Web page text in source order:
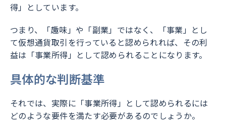
得」としています。
つまり、「趣味」や「副業」ではなく、「事業」とし
て仮想通貨取引を行っていると認められれば、その利
益は「事業所得」として認められることになります。
具体的な判断基準
それでは、実際に「事業所得」として認められるには
どのような要件を満たす必要があるのでしょうか。